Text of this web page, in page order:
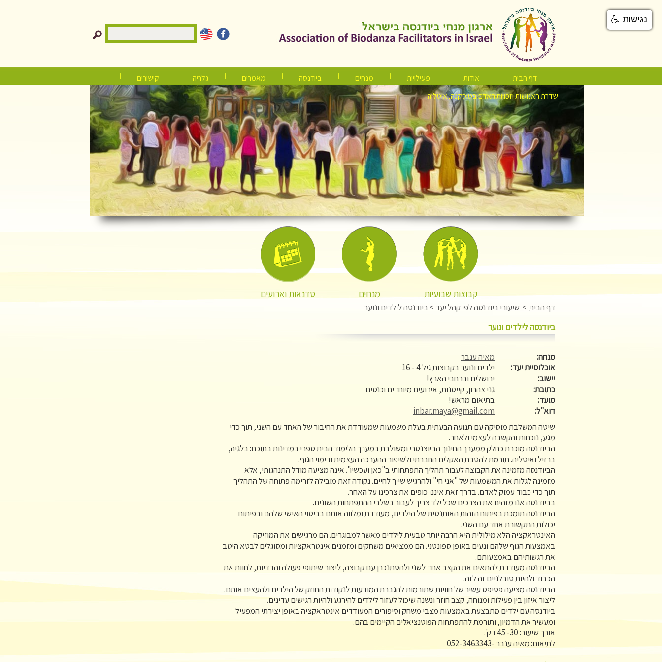
דף הבית אודות פעילויות מנחים ביודנסה מאמרים גלריה
קישורים
שדרת האנושות וזכויות האדם בטוסקנה, איטליה
קבוצות שבועיות מנחים סדנאות וארועים
דף הבית > שיעורי ביודנסה לפי קהל יעד > ביודנסה לילדים ונוער
ביודנסה לילדים ונוער
מנחה:
מאיה ענבר
אוכלוסיית יעד:
ילדים ונוער בקבוצות גיל 4 - 16
יישוב:
ירושלים וברחבי הארץ!
כתובת:
גני צהרון, קייטנות, אירועים מיוחדים וכנסים
מועד:
בתיאום מראש!
דוא"ל:
inbar.maya@gmail.com
שיטה המשלבת מוסיקה עם תנועה הבעתית בעלת משמעות שמעודדת את החיבור של האחד עם השני, תוך כדי
מגע, נוכחות והקשבה לעצמי ולאחר.
הביודנסה מוכרת כחלק ממערך החינוך הביוצנטרי ומשולבת במערך הלימוד הבית ספרי במדינות בתוכם: בלגיה,
ברזיל ואיטליה. תורמת להטבת האקלים החברתי ולשיפור ההערכה העצמית ודימוי הגוף.
הביודנסה מזמינה את הקבוצה לעבור תהליך התפתחותי ב"כאן ועכשיו". אינה מציעה מודל התנהגותי, אלא
מזמינה לגלות את המשמעות של "אני חי" ולהרגיש שייך לחיים. נקודה זאת מובילה לזרימה פתוחה של התהליך
תוך כדי כבוד עמוק לאדם. בדרך זאת איננו כופים את צרכינו על האחר.
בביודנסה אנו מזהים את הצרכים שכל ילד צריך לעבור בשלבי ההתפתחות השונים.
הביודנסה תומכת בפיתוח הזהות האותנטית של הילדים, מעודדת ומלווה אותם בביטוי האישי שלהם ובפיתוח
יכולות התקשורת אחד עם השני.
האינטראקציה הלא מילולית היא הרבה יותר טבעית לילדים מאשר למבוגרים. הם מרגישים את המוזיקה
באמצעות הגוף שלהם ונעים באופן ספונטני. הם ממציאים משחקים ומזמנים אינטראקציות ומסוגלים לבטא היטב
את רגשותיהם באמצעותם.
הביודנסה מעודדת להתאים את הקצב אחד לשני ולהסתנכרן עם קבוצה, ליצור שיתופי פעולה והדדיות, לחוות את
הכבוד ולהיות סובלניים זה לזה.
הביודנסה מציעה פסיפס עשיר של חוויות שתורמות להגברת המודעות לנקודות החוזק של הילדים ולהעצים אותם.
ליצור איזון בין פעילות ומנוחה, קצב חוזר ונשנה שיכול לעזור לילדים להירגע ולהיות רגישים עדינים.
ביודנסה עם ילדים מתבצעת באמצעות מצבי משחק וסיפורים המעודדים אינטראקציה באופן יצירתי המפעיל
ומעשיר את הדמיון, ותורמת להתפתחות הפוטנציאלים הקיימים בהם.
אורך שיעור: 30- 45 דק'.
לתיאום: מאיה ענבר -052-3463343
נגישות